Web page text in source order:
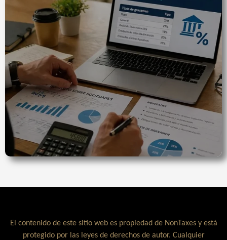
El contenido de este sitio web es propiedad de NonTaxes y está
protegido por las leyes de derechos de autor. Cualquier